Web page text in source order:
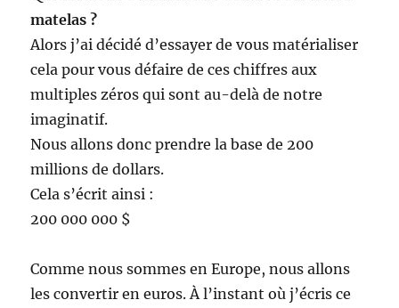
matelas ?
Alors j’ai décidé d’essayer de vous matérialiser
cela pour vous défaire de ces chiffres aux
multiples zéros qui sont au-delà de notre
imaginatif.
Nous allons donc prendre la base de 200
millions de dollars.
Cela s’écrit ainsi :
200 000 000 $
Comme nous sommes en Europe, nous allons
les convertir en euros. À l’instant où j’écris ce